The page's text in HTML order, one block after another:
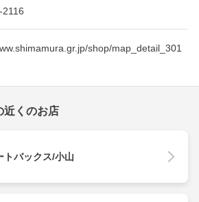
shop/map_detail_301
近くのお店
トバックス/小山